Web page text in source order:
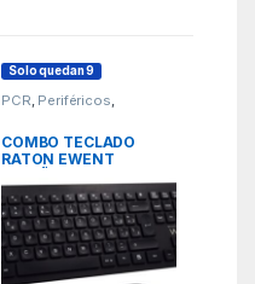
Solo quedan 9
PCR Periféricos
Teclados
COMBO TECLADO
RATON EWENT
CONCAVAS RF
INALMABRICO NEGRO